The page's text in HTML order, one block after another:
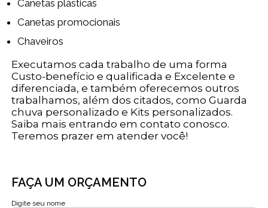
Canetas plásticas
Canetas promocionais
Chaveiros
Executamos cada trabalho de uma forma
Custo-benefício e qualificada e Excelente e
diferenciada, e também oferecemos outros
trabalhamos, além dos citados, como Guarda
chuva personalizado e Kits personalizados.
Saiba mais entrando em contato conosco.
Teremos prazer em atender você!
FAÇA UM ORÇAMENTO
Digite seu nome